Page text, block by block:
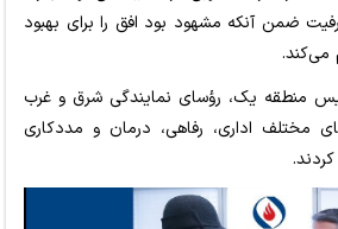
ضمن آنکه مشهود بود افق را برای بهبود
می‌کند.
منطقه یک، رؤسای نمایندگی شرق و غرب
مختلف اداری، رفاهی، درمان و مددکاری